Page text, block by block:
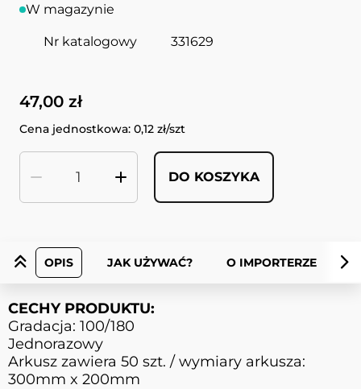
W magazynie
Nr katalogowy 331629
47,00 zł
Cena jednostkowa: 0,12 zł/szt
DO KOSZYKA
OPIS JAK UŻYWAĆ? O IMPORTERZE
CECHY PRODUKTU:
Gradacja: 100/180
Jednorazowy
Arkusz zawiera 50 szt. / wymiary arkusza:
300mm x 200mm